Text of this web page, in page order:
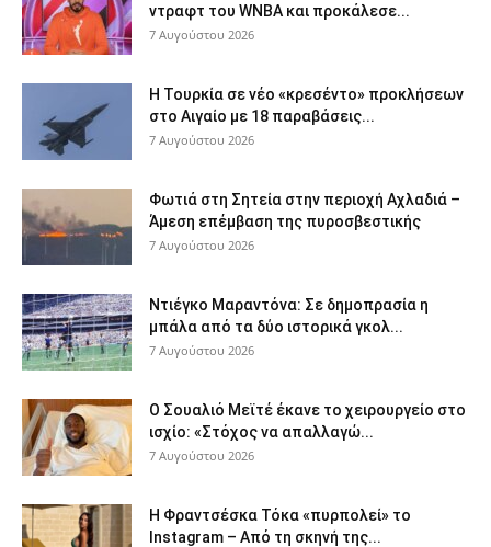
ντραφτ του WNBA και προκάλεσε...
7 Αυγούστου 2026
Η Τουρκία σε νέο «κρεσέντο» προκλήσεων
στο Αιγαίο με 18 παραβάσεις...
7 Αυγούστου 2026
Φωτιά στη Σητεία στην περιοχή Αχλαδιά –
Άμεση επέμβαση της πυροσβεστικής
7 Αυγούστου 2026
Ντιέγκο Μαραντόνα: Σε δημοπρασία η
μπάλα από τα δύο ιστορικά γκολ...
7 Αυγούστου 2026
Ο Σουαλιό Μεϊτέ έκανε το χειρουργείο στο
ισχίο: «Στόχος να απαλλαγώ...
7 Αυγούστου 2026
Η Φραντσέσκα Τόκα «πυρπολεί» το
Instagram – Από τη σκηνή της...